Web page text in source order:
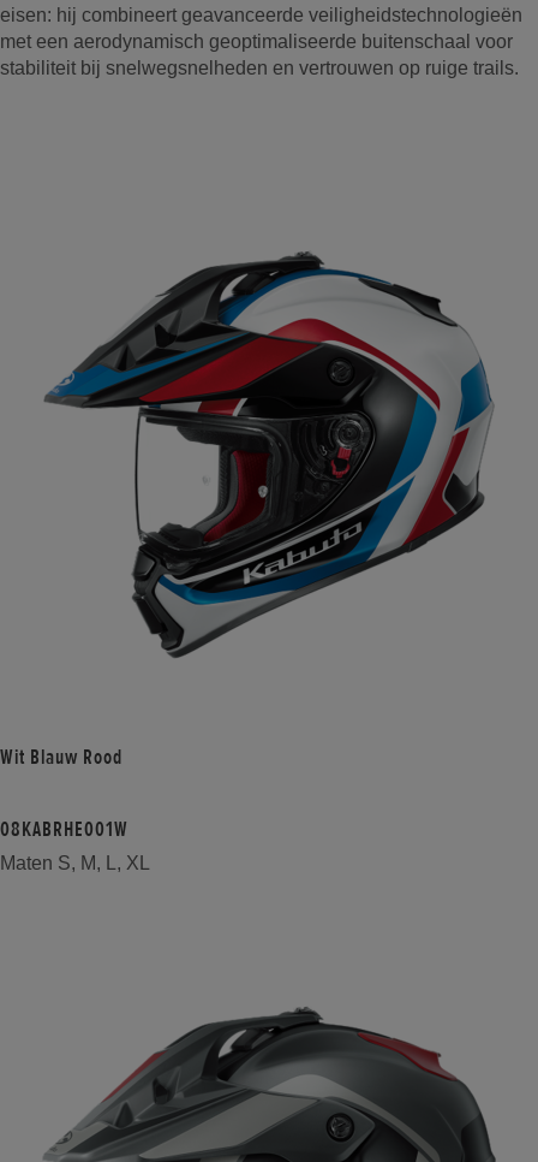
eisen: hij combineert geavanceerde veiligheidstechnologieën
met een aerodynamisch geoptimaliseerde buitenschaal voor
stabiliteit bij snelwegsnelheden en vertrouwen op ruige trails.
Wit Blauw Rood
08KABRHE001W
Maten S, M, L, XL